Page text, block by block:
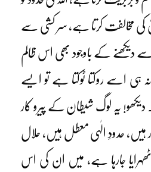
مخالفت کرتا ہے، سر کشی سے
دیکھنے کے باوجود بھی اس ظالم
ہی اسے روکتا ٹوکتا ہے تو ایسے
دیکھو! یہ لوگ شیطان کے پیرو کار
ہیں، حدودِ الٰہی معطل ہیں، حلال
ٹھہرایا جارہا ہے، میں ان کی اس